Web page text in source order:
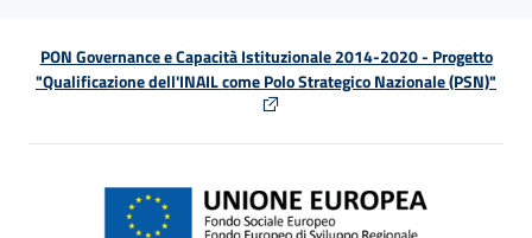
PON Governance e Capacità Istituzionale 2014-2020 - Progetto
"Qualificazione dell'INAIL come Polo Strategico Nazionale (PSN)"